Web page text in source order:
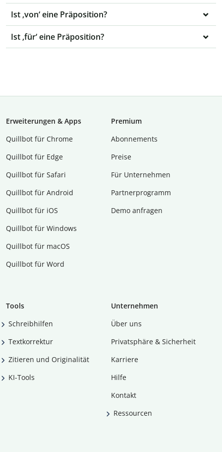
Ist ‚von‘ eine Präposition?
Ist ‚für‘ eine Präposition?
Erweiterungen & Apps
Quillbot für Chrome
Quillbot für Edge
Quillbot für Safari
Quillbot für Android
Quillbot für iOS
Quillbot für Windows
Quillbot für macOS
Quillbot für Word
Premium
Abon­ne­ments
Preise
Für Unternehmen
Partnerprogramm
Demo anfragen
Tools
Schreibhilfen
Textkorrektur
Zitieren und Originalität
KI-Tools
Unternehmen
Über uns
Privatsphäre & Sicherheit
Karriere
Hilfe
Kontakt
Ressourcen